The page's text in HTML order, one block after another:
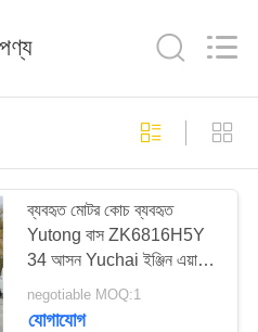
পণ্য
ব্যবহৃত মোটর কোচ ব্যবহৃত
Yutong বাস ZK6816H5Y
34 আসন Yuchai ইঞ্জিন এয়ার
কন্ডিশনার
negotiable MOQ:1
যোগাযোগ